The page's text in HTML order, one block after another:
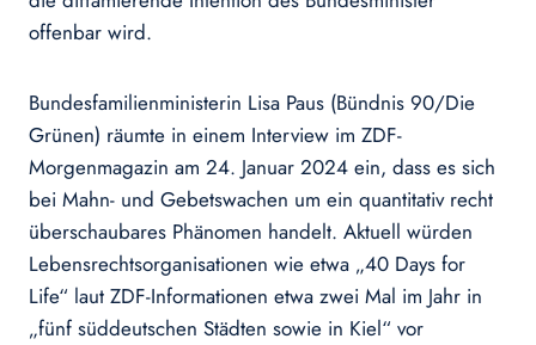
offenbar wird.
Bundesfamilienministerin Lisa Paus (Bündnis 90/Die
Grünen) räumte in einem Interview im ZDF-
Morgenmagazin am 24. Januar 2024 ein, dass es sich
bei Mahn- und Gebetswachen um ein quantitativ recht
überschaubares Phänomen handelt. Aktuell würden
Lebensrechtsorganisationen wie etwa „40 Days for
Life“ laut ZDF-Informationen etwa zwei Mal im Jahr in
„fünf süddeutschen Städten sowie in Kiel“ vor